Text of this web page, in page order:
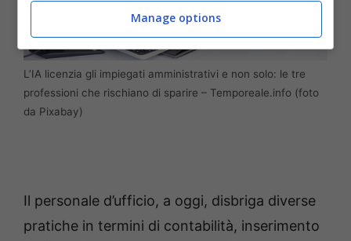
L’IA licenzia gli impiegati amministrativi e non solo: le tre
professioni che rischiano di sparire – Temporeale.info (foto
da Pixabay)
Il personale d’ufficio, a oggi, disbriga diverse
pratiche in termini di contabilità, inserimento
Manage options